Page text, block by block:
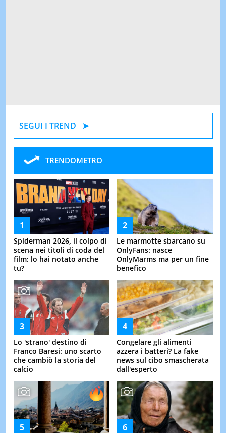
SEGUI I TREND
TRENDOMETRO
Spiderman 2026, il colpo di
scena nei titoli di coda del
film: lo hai notato anche
tu?
Le marmotte sbarcano su
OnlyFans: nasce
OnlyMarms ma per un fine
benefico
Lo 'strano' destino di
Franco Baresi: uno scarto
che cambiò la storia del
calcio
Congelare gli alimenti
azzera i batteri? La fake
news sul cibo smascherata
dall'esperto